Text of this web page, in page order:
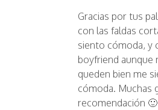
Gracias por tus
con las faldas
siento cómoda, y
boyfriend aunque
queden bien me
cómoda. Muchas
recomendación 🙂